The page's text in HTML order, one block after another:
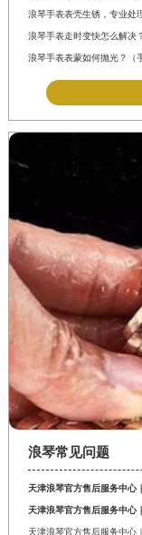
浪琴手表表壳生锈，专业处
浪琴手表走时变快怎么解决
浪琴手表表蒙如何抛光？（
浪琴常见问题
天津浪琴官方售后服务中心
天津浪琴官方售后服务中心
天津浪琴官方售后服务中心